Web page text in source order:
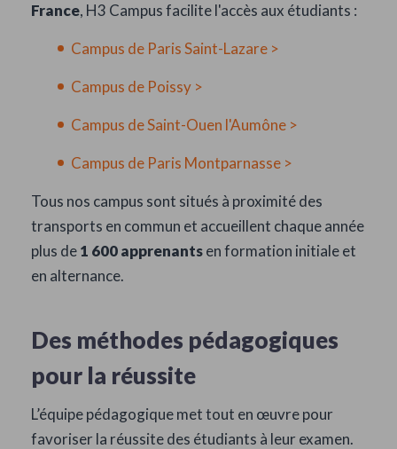
France, H3 Campus facilite l'accès aux étudiants :
Campus de Paris Saint-Lazare >
Campus de Poissy >
Campus de Saint-Ouen l'Aumône >
Campus de Paris Montparnasse >
Tous nos campus sont situés à proximité des
transports en commun et accueillent chaque année
plus de1 600 apprenantsen formation initiale et
en alternance.
Des méthodes pédagogiques
pour la réussite
L’équipe pédagogique met tout en œuvre pour
favoriser la réussite des étudiants à leur examen.